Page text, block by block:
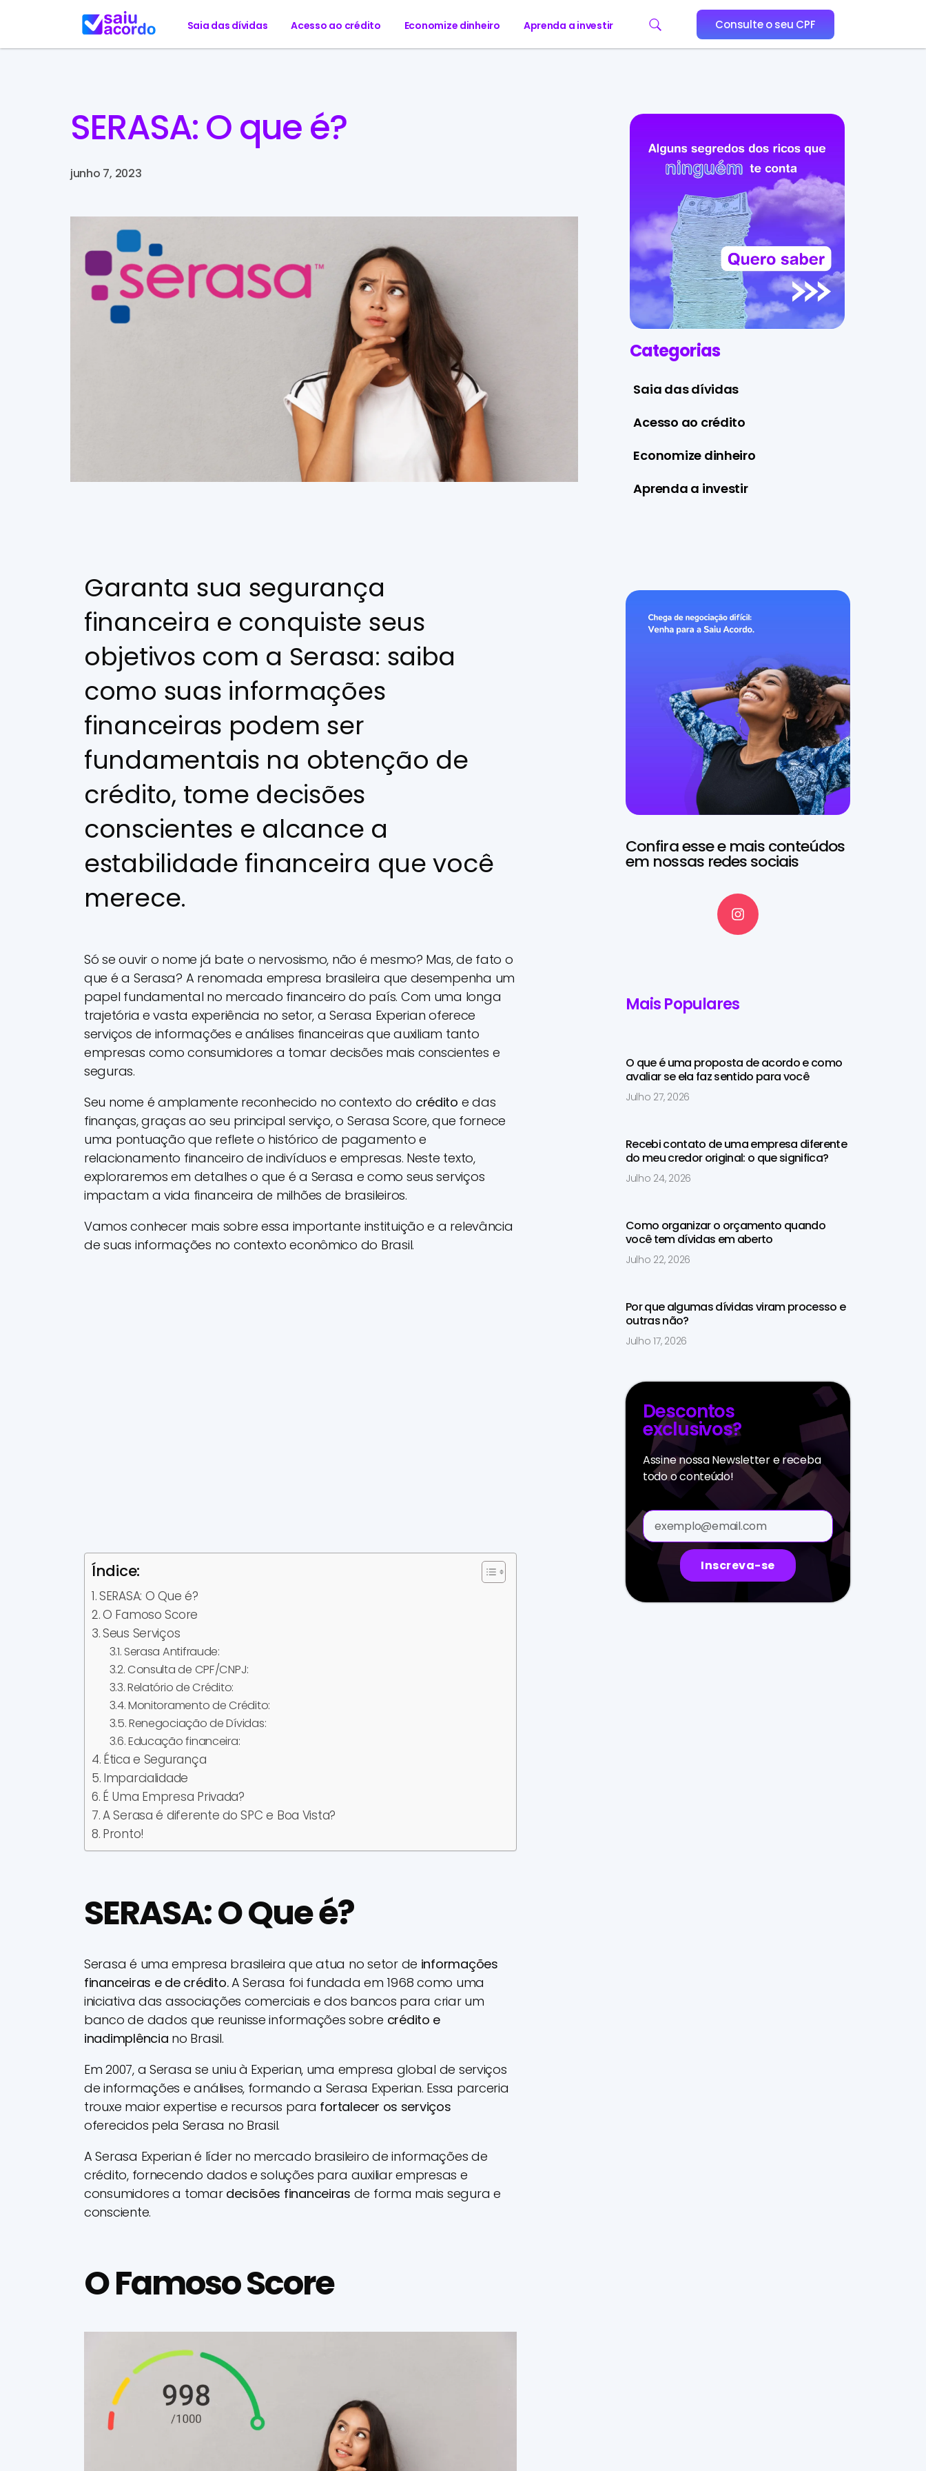
Saia das dívidas Acesso ao crédito Economize dinheiro Aprenda a investir Consulte o seu CPF
SERASA: O que é?
junho 7, 2023
Categorias
Saia das dívidas
Acesso ao crédito
Economize dinheiro
Aprenda a investir
Garanta sua segurança
financeira e conquiste seus
objetivos com a Serasa: saiba
como suas informações
financeiras podem ser
fundamentais na obtenção de
crédito, tome decisões
conscientes e alcance a
estabilidade financeira que você
merece.
Só se ouvir o nome já bate o nervosismo, não é mesmo? Mas, de fato o
que é a Serasa? A renomada empresa brasileira que desempenha um
papel fundamental no mercado financeiro do país. Com uma longa
trajetória e vasta experiência no setor, a Serasa Experian oferece
serviços de informações e análises financeiras que auxiliam tanto
empresas como consumidores a tomar decisões mais conscientes e
seguras.
Seu nome é amplamente reconhecido no contexto do crédito e das
finanças, graças ao seu principal serviço, o Serasa Score, que fornece
uma pontuação que reflete o histórico de pagamento e
relacionamento financeiro de indivíduos e empresas. Neste texto,
exploraremos em detalhes o que é a Serasa e como seus serviços
impactam a vida financeira de milhões de brasileiros.
Vamos conhecer mais sobre essa importante instituição e a relevância
de suas informações no contexto econômico do Brasil.
Índice:
SERASA: O Que é?
O Famoso Score
Seus Serviços
Serasa Antifraude:
Consulta de CPF/CNPJ:
Relatório de Crédito:
Monitoramento de Crédito:
Renegociação de Dívidas:
Educação financeira:
Ética e Segurança
Imparcialidade
É Uma Empresa Privada?
A Serasa é diferente do SPC e Boa Vista?
Pronto!
SERASA: O Que é?
Serasa é uma empresa brasileira que atua no setor de informações
financeiras e de crédito.A Serasa foi fundada em 1968 como uma
iniciativa das associações comerciais e dos bancos para criar um
banco de dados que reunisse informações sobre crédito e
inadimplência no Brasil.
Em 2007, a Serasa se uniu à Experian, uma empresa global de serviços
de informações e análises, formando a Serasa Experian. Essa parceria
trouxe maior expertise e recursos para fortalecer os serviços
oferecidos pela Serasa no Brasil.
A Serasa Experian é líder no mercado brasileiro de informações de
crédito, fornecendo dados e soluções para auxiliar empresas e
consumidores a tomar decisões financeiras de forma mais segura e
consciente.
O Famoso Score
Confira esse e mais conteúdos
em nossas redes sociais
Mais Populares
O que é uma proposta de acordo e como
avaliar se ela faz sentido para você
Julho 27, 2026
Recebi contato de uma empresa diferente
do meu credor original: o que significa?
Julho 24, 2026
Como organizar o orçamento quando
você tem dívidas em aberto
Julho 22, 2026
Por que algumas dívidas viram processo e
outras não?
Julho 17, 2026
Descontos
exclusivos?
Assine nossa Newsletter e receba
todo o conteúdo!
Inscreva-se